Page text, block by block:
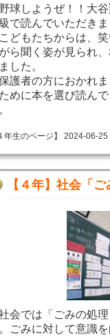
野球しようぜ！！大
で読んでいただき
どもたちからは、笑
ら聞く姿が見られ
した。
護者の方におかれま
めに本を選び読ん
年生のページ】 2024-06-
【４年】社会「
会では「ごみの処
ごみに対して意識